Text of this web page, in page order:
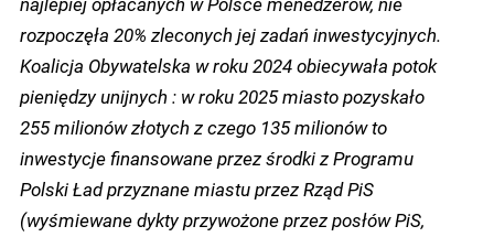
rozpoczęła 20% zleconych jej zadań inwestycyjnych.
Koalicja Obywatelska w roku 2024 obiecywała potok
pieniędzy unijnych : w roku 2025 miasto pozyskało
255 milionów złotych z czego 135 milionów to
inwestycje finansowane przez środki z Programu
Polski Ład przyznane miastu przez Rząd PiS
(wyśmiewane dykty przywożone przez posłów PiS,